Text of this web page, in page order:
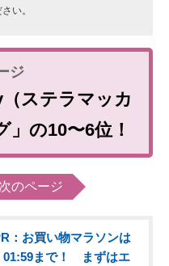
い。
ステラマッカ
の10〜6位！
次のページ
：お買い物マラソンは
01:59まで！ まずはエ